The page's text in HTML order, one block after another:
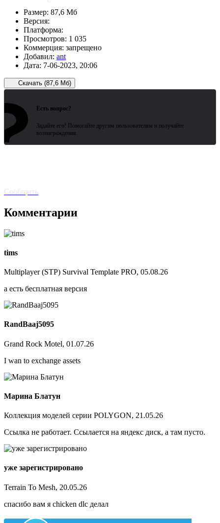
Размер: 87,6 Мб
Версия:
Платформа:
Просмотров: 1 035
Коммерция: запрещено
Добавил: ant
Дата: 7-06-2023, 20:06
Скачать (87,6 Мб)
Есть вопрос?
Задайте его! Помогайте другим пользователям и получайте
вознаграждения.
Сообщить
Комментарии
tims
Multiplayer (STP) Survival Template PRO, 05.08.26
а есть бесплатная версия
RandBaaj5095
Grand Rock Motel, 01.07.26
I wan to exchange assets
Марина Блатун
Коллекция моделей серии POLYGON, 21.05.26
Ссылка не работает. Ссылается на яндекс диск, а там пусто.
уже зарегистрировано
Terrain To Mesh, 20.05.26
спасибо вам я chicken dlc делал